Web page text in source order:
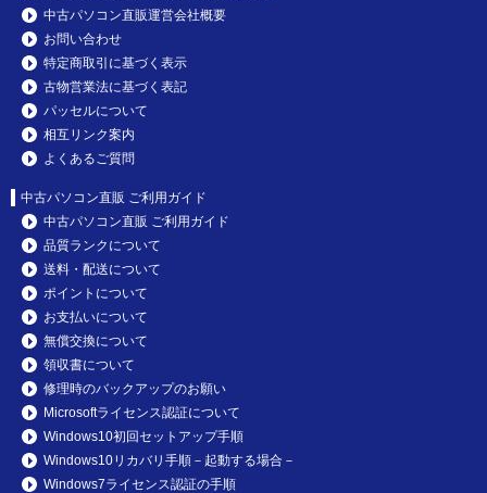
中古パソコン直販運営会社概要
お問い合わせ
特定商取引に基づく表示
古物営業法に基づく表記
パッセルについて
相互リンク案内
よくあるご質問
中古パソコン直販 ご利用ガイド
中古パソコン直販 ご利用ガイド
品質ランクについて
送料・配送について
ポイントについて
お支払いについて
無償交換について
領収書について
修理時のバックアップのお願い
Microsoftライセンス認証について
Windows10初回セットアップ手順
Windows10リカバリ手順－起動する場合－
Windows7ライセンス認証の手順